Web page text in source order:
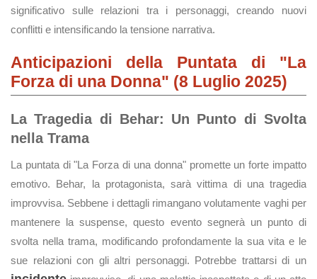
significativo sulle relazioni tra i personaggi, creando nuovi
conflitti e intensificando la tensione narrativa.
Anticipazioni della Puntata di "La
Forza di una Donna" (8 Luglio 2025)
La Tragedia di Behar: Un Punto di Svolta
nella Trama
La puntata di "La Forza di una donna" promette un forte impatto
emotivo. Behar, la protagonista, sarà vittima di una tragedia
improvvisa. Sebbene i dettagli rimangano volutamente vaghi per
mantenere la suspense, questo evento segnerà un punto di
svolta nella trama, modificando profondamente la sua vita e le
sue relazioni con gli altri personaggi. Potrebbe trattarsi di un